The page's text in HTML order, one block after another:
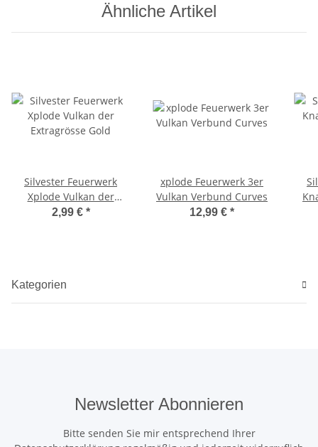
Ähnliche Artikel
Silvester Feuerwerk
Xplode Vulkan der
Extragrösse Gold
2,99 € *
xplode Feuerwerk 3er
Vulkan Verbund Curves
12,99 € *
Kategorien
Newsletter Abonnieren
Bitte senden Sie mir entsprechend Ihrer